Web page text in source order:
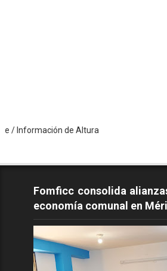
de Altura
Fomficc consolida
economía comunal en